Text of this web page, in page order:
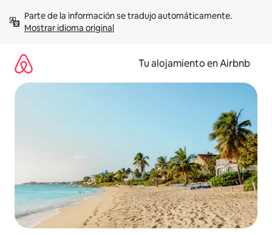
contenidoMostrar idioma original
Tu alojamiento en Airbnb